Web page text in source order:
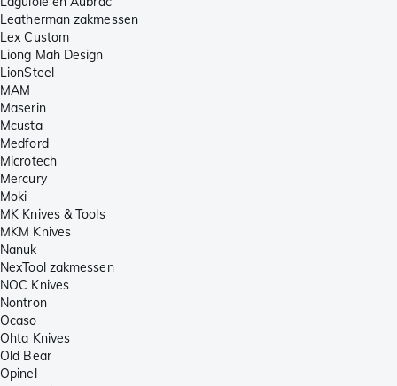
Leatherman zakmessen
Lex Custom
Liong Mah Design
LionSteel
MAM
Maserin
Mcusta
Medford
Microtech
Mercury
Moki
MK Knives & Tools
MKM Knives
Nanuk
NexTool zakmessen
NOC Knives
Nontron
Ocaso
Ohta Knives
Old Bear
Opinel